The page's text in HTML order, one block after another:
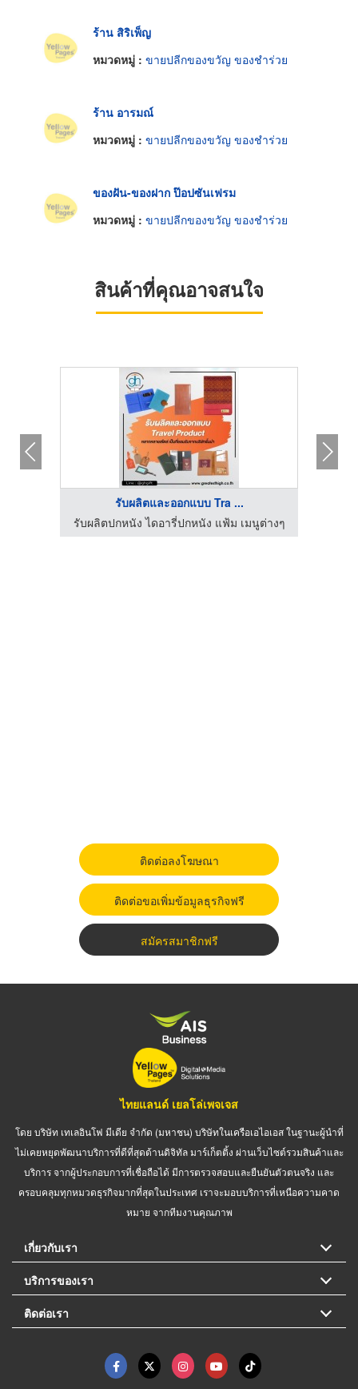
ร้าน สิริเพ็ญ
หมวดหมู่ : ขายปลีกของขวัญ ของชำร่วย
ร้าน อารมณ์
หมวดหมู่ : ขายปลีกของขวัญ ของชำร่วย
ของฝัน-ของฝาก ป๊อปซันเฟรม
หมวดหมู่ : ขายปลีกของขวัญ ของชำร่วย
สินค้าที่คุณอาจสนใจ
รับผลิตและออกแบบ Tra ...
รับผลิตปกหนัง ไดอารี่ปกหนัง แฟ้ม เมนูต่างๆ
ติดต่อลงโฆษณา
ติดต่อขอเพิ่มข้อมูลธุรกิจฟรี
สมัครสมาชิกฟรี
ไทยแลนด์ เยลโล่เพจเจส
โดย บริษัท เทเลอินโฟ มีเดีย จำกัด (มหาชน) บริษัทในเครือเอไอเอส ในฐานะผู้นำที่
ไม่เคยหยุดพัฒนาบริการที่ดีที่สุดด้านดิจิทัล มาร์เก็ตติ้ง ผ่านเว็บไซต์รวมสินค้าและ
บริการ จากผู้ประกอบการที่เชื่อถือได้ มีการตรวจสอบและยืนยันตัวตนจริง และ
ครอบคลุมทุกหมวดธุรกิจมากที่สุดในประเทศ เราจะมอบบริการที่เหนือความคาด
หมาย จากทีมงานคุณภาพ
เกี่ยวกับเรา
บริการของเรา
ติดต่อเรา